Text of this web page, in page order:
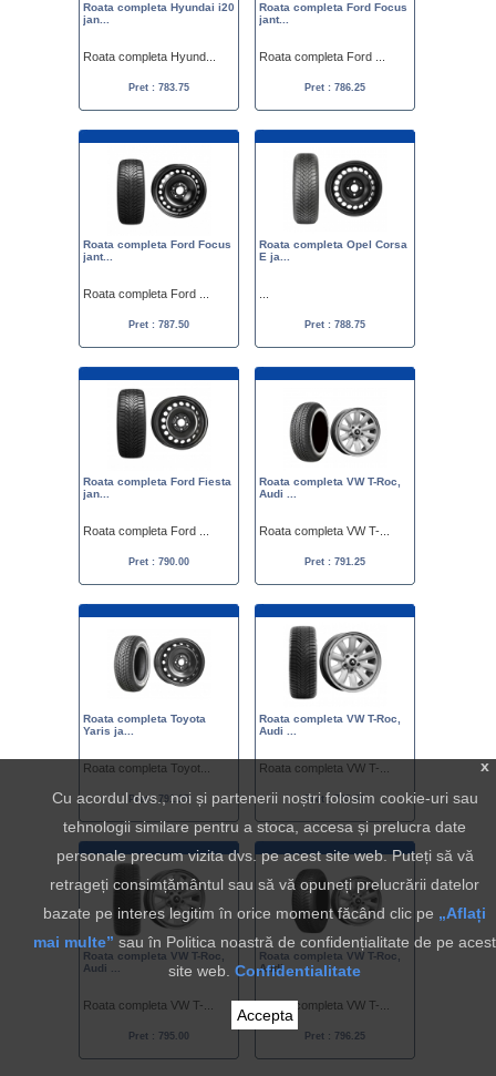
Roata completa Hyundai i20
jan...
Roata completa Hyund...
Pret : 783.75
Roata completa Ford Focus
jant...
Roata completa Ford ...
Pret : 786.25
Roata completa Ford Focus
jant...
Roata completa Ford ...
Pret : 787.50
Roata completa Opel Corsa
E ja...
Pret : 788.75
Roata completa Ford Fiesta
jan...
Roata completa Ford ...
Pret : 790.00
Roata completa VW T-Roc,
Audi ...
Roata completa VW T-...
Pret : 791.25
Roata completa Toyota
Yaris ja...
Roata completa Toyot...
Pret : 791.25
Roata completa VW T-Roc,
Audi ...
Roata completa VW T-...
Pret : 795.00
Roata completa VW T-Roc,
Audi ...
Roata completa VW T-...
Pret : 795.00
Roata completa VW T-Roc,
Audi ...
Roata completa VW T-...
Pret : 796.25
x
Cu acordul dvs., noi și partenerii noștri folosim cookie-uri sau
tehnologii similare pentru a stoca, accesa și prelucra date
personale precum vizita dvs. pe acest site web. Puteți să vă
retrageți consimțământul sau să vă opuneți prelucrării datelor
bazate pe interes legitim în orice moment făcând clic pe „Aflați
mai multe” sau în Politica noastră de confidențialitate de pe acest
site web. Confidentialitate
Accepta